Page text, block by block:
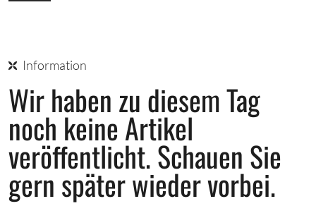
Information
Wir haben zu diesem Tag
noch keine Artikel
veröffentlicht.Schauen Sie
gern später wieder vorbei.